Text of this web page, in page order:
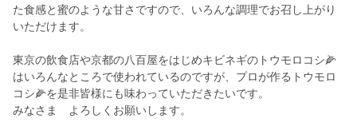
た食感と蜜のような甘さですので、いろんな調理でお召し上がり
いただけます。
東京の飲食店や京都の八百屋をはじめキビネギのトウモロコシ🌽
はいろんなところで使われているのですが、プロが作るトウモロ
コシ🌽を是非皆様にも味わっていただきたいです。
みなさま よろしくお願いします。